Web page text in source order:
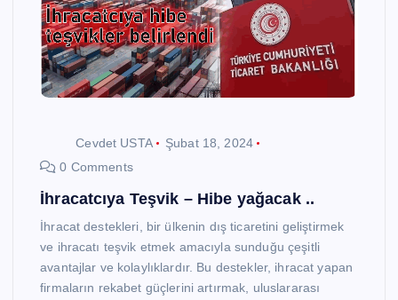
Cevdet USTA
Şubat 18, 2024
0 Comments
İhracatcıya Teşvik – Hibe yağacak ..
İhracat destekleri, bir ülkenin dış ticaretini geliştirmek
ve ihracatı teşvik etmek amacıyla sunduğu çeşitli
avantajlar ve kolaylıklardır. Bu destekler, ihracat yapan
firmaların rekabet güçlerini artırmak, uluslararası